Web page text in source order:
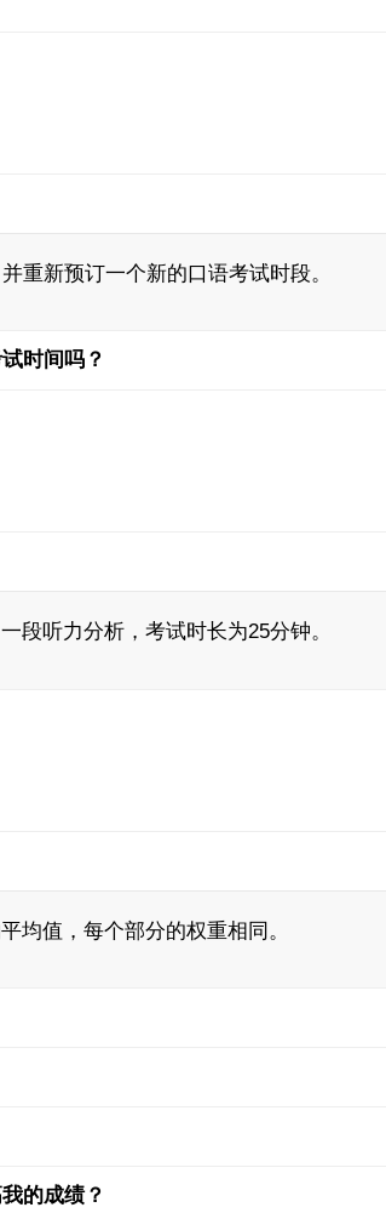
重新预订一个新的口语考试时段。
时间吗？
段听力分析，考试时长为25分钟。
均值，每个部分的权重相同。
的成绩？